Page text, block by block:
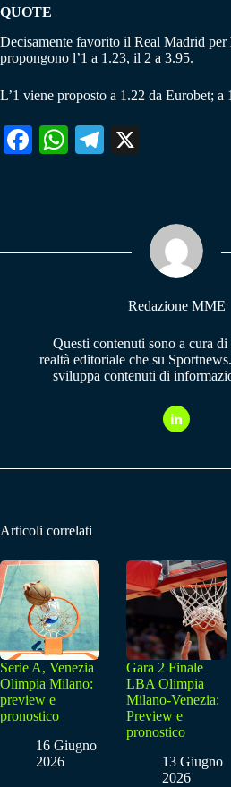
QUOTE
Decisamente favorito il Real Madrid per
propongono l’1 a 1.23, il 2 a 3.95.
L’1 viene proposto a 1.22 da Eurobet;
Fa W
pp
Te
m
Redazione MME
Questi contenuti sono a cura
realtà editoriale che su
sviluppa contenuti di
Articoli correlati
Serie A, Venezia
Olimpia Milano:
preview e
pronostico
16 Giugno
2026
Gara 2 Finale
LBA Olimpia
Milano-Venezia:
Preview e
pronostico
13 Giugno
2026